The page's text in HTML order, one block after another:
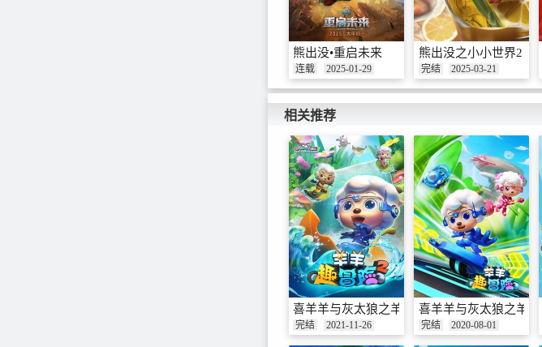
熊出没•重启未来
连载 2025-01-29
熊出没之小小世界2
完结 2025-03-21
相关推荐
喜羊羊与灰太狼之羊羊趣冒险 第二季
完结 2021-11-26
喜羊羊与灰太狼之羊
完结 2020-08-01